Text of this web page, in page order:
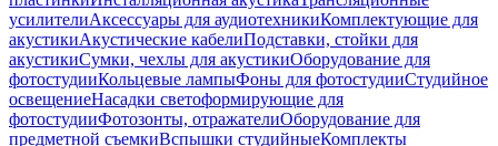
усилителиАксессуары для аудиотехникиКомплектующие для
акустикиАкустические кабелиПодставки, стойки для
акустикиСумки, чехлы для акустикиОборудование для
фотостудииКольцевые лампыФоны для фотостудииСтудийное
освещениеНасадки светоформирующие для
фотостудииФотозонты, отражателиОборудование для
предметной съемкиВспышки студийныеКомплекты